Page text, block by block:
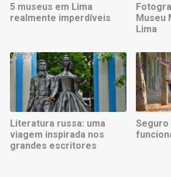
5 museus em Lima
realmente imperdíveis
Museu
Lima
Literatura russa: uma
viagem inspirada nos
grandes escritores
Seguro